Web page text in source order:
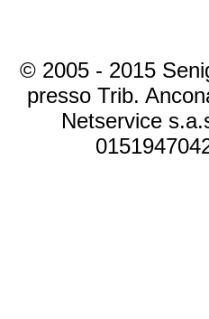
© 2005 - 2015
presso Trib.
Netservice